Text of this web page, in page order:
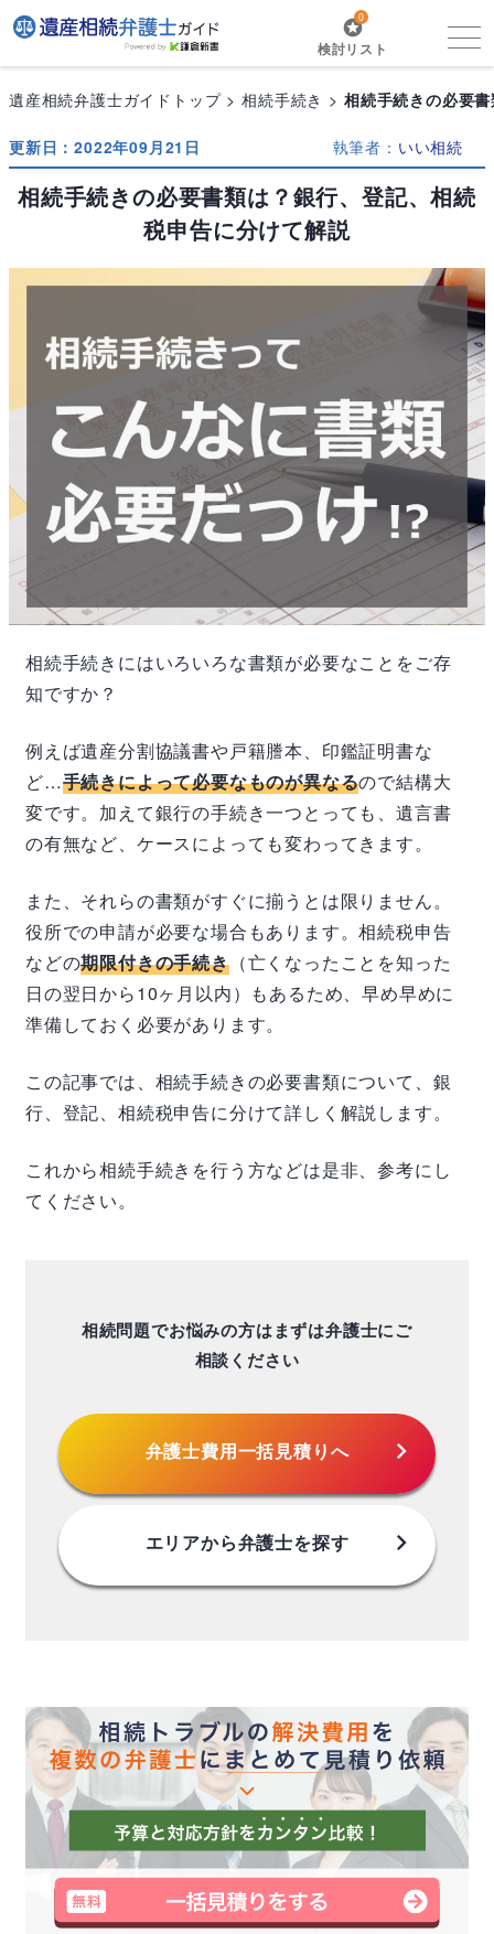
0
検討リスト
遺産相続弁護士ガイドトップ 相続手続き 相続手続きの必要
更新日：2022年09月21日 執筆者： いい相続
相続手続きの必要書類は？銀行、登記、相続
税申告に分けて解説
相続手続きにはいろいろな書類が必要なことをご存
知ですか？
例えば遺産分割協議書や戸籍謄本、印鑑証明書な
ど…手続きによって必要なものが異なるので結構大
変です。加えて銀行の手続き一つとっても、遺言書
の有無など、ケースによっても変わってきます。
また、それらの書類がすぐに揃うとは限りません。
役所での申請が必要な場合もあります。相続税申告
などの期限付きの手続き（亡くなったことを知った
日の翌日から10ヶ月以内）もあるため、早め早めに
準備しておく必要があります。
この記事では、相続手続きの必要書類について、銀
行、登記、相続税申告に分けて詳しく解説します。
これから相続手続きを行う方などは是非、参考にし
てください。
相続問題でお悩みの方はまずは弁護士にご
相談ください
弁護士費用一括見積りへ chevron_right
エリアから弁護士を探す chevron_right